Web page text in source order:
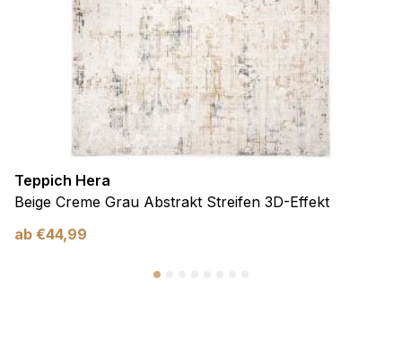
Teppich Hera
Beige Creme Grau Abstrakt Streifen 3D-Effekt
ab €44,99